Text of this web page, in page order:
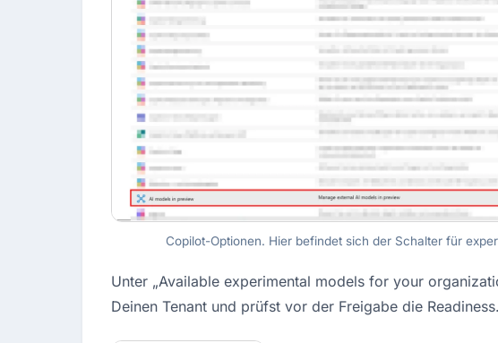
Copilot-Optionen. Hier befindet sich der Schalter für
Unter „Available experimental models for your
Deinen Tenant und prüfst vor der Freigabe die Readiness.